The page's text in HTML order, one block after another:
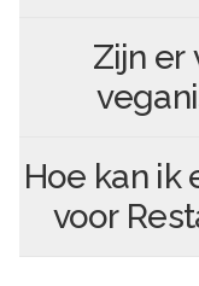
Zijn er
Hoe kan ik
voor